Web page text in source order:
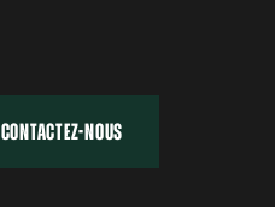
CONTACTEZ-NOUS